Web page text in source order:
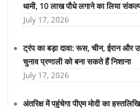
धामी, 10 लाख पौधे लगाने का लिया
July 17, 2026
ट्रंप का बड़ा दावा: रूस, चीन, ईरान और
चुनाव प्रणाली को बना सकते हैं निशाना
July 17, 2026
अंतरिक्ष में पहुंचेगा पीएम मोदी का